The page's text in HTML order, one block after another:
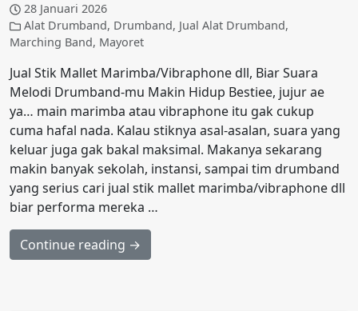
28 Januari 2026
Alat Drumband, Drumband, Jual Alat Drumband,
Marching Band, Mayoret
Jual Stik Mallet Marimba/Vibraphone dll, Biar Suara
Melodi Drumband-mu Makin Hidup Bestiee, jujur ae
ya… main marimba atau vibraphone itu gak cukup
cuma hafal nada. Kalau stiknya asal-asalan, suara yang
keluar juga gak bakal maksimal. Makanya sekarang
makin banyak sekolah, instansi, sampai tim drumband
yang serius cari jual stik mallet marimba/vibraphone dll
biar performa mereka …
Continue reading →